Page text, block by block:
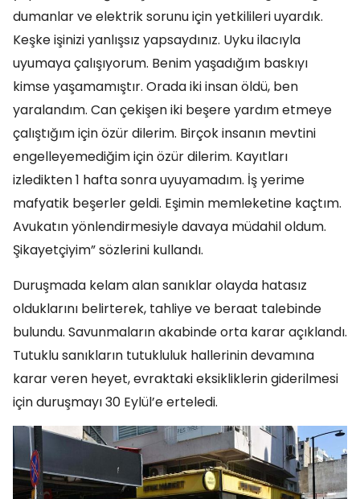
dumanlar ve elektrik sorunu için yetkilileri uyardık.
Keşke işinizi yanlışsız yapsaydınız. Uyku ilacıyla
uyumaya çalışıyorum. Benim yaşadığım baskıyı
kimse yaşamamıştır. Orada iki insan öldü, ben
yaralandım. Can çekişen iki beşere yardım etmeye
çalıştığım için özür dilerim. Birçok insanın mevtini
engelleyemediğim için özür dilerim. Kayıtları
izledikten 1 hafta sonra uyuyamadım. İş yerime
mafyatik beşerler geldi. Eşimin memleketine kaçtım.
Avukatın yönlendirmesiyle davaya müdahil oldum.
Şikayetçiyim” sözlerini kullandı.
Duruşmada kelam alan sanıklar olayda hatasız
olduklarını belirterek, tahliye ve beraat talebinde
bulundu. Savunmaların akabinde orta karar açıklandı.
Tutuklu sanıkların tutukluluk hallerinin devamına
karar veren heyet, evraktaki eksikliklerin giderilmesi
için duruşmayı 30 Eylül’e erteledi.